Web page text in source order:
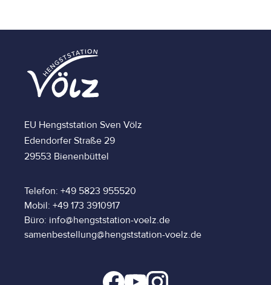
EU Hengststation Sven Völz
Edendorfer Straße 29
29553 Bienenbüttel
Telefon: +49 5823 955520
Mobil: +49 173 3910917
Büro: info@hengststation-voelz.de
samenbestellung@hengststation-voelz.de